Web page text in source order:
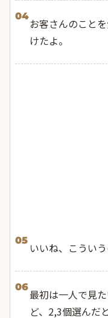
04
お客さんのこと
けたよ。
05
いいね、こういう
06
最初は一人で見
ど、2,3個選んだ